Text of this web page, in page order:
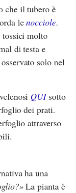
che il tubero è
lenocciole.
molto
di testa e
solo nel
QUIsotto
dei prati.
attraverso
ha una
La pianta è